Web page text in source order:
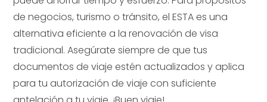
de negocios, turismo o tránsito, el ESTA es una
alternativa eficiente a la renovación de visa
tradicional. Asegúrate siempre de que tus
documentos de viaje estén actualizados y aplica
para tu autorización de viaje con suficiente